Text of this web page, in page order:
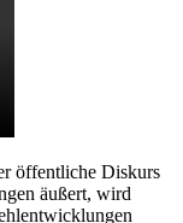
öffentliche Diskurs
äußert, wird